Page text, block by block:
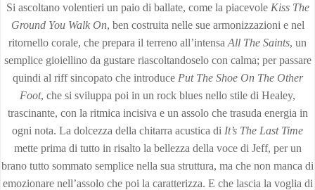
Si ascoltano volentieri un paio di ballate, come la piacevole Kiss The
Ground You Walk On, ben costruita nelle sue armonizzazioni e nel
ritornello corale, che prepara il terreno all’intensa All The Saints, un
semplice gioiellino da gustare riascoltandoselo con calma; per passare
quindi al riff sincopato che introduce Put The Shoe On The Other
Foot, che si sviluppa poi in un rock blues nello stile di Healey,
trascinante, con la ritmica incisiva e un assolo che trasuda energia in
ogni nota. La dolcezza della chitarra acustica di It’s The Last Time
mette prima di tutto in risalto la bellezza della voce di Jeff, per un
brano tutto sommato semplice nella sua struttura, ma che non manca di
emozionare nell’assolo che poi la caratterizza. E che lascia la voglia di